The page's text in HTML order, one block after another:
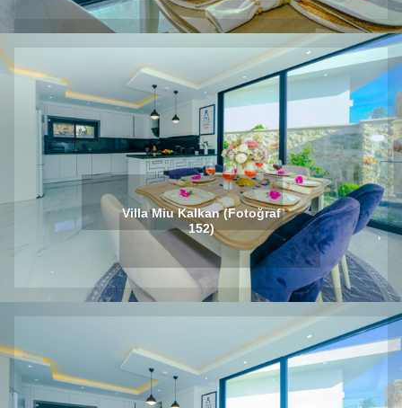
Villa Miu Kalkan (Fotoğraf
152)